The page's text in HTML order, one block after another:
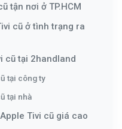
tận nơi ở TP.HCM
cũ ở tình trạng ra
cũ tại 2handland
tại công ty
tại nhà
Tivi cũ giá cao